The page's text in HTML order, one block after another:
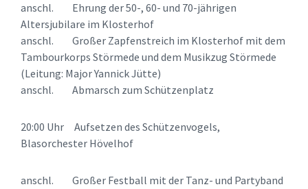
anschl. Ehrung der 50-, 60- und 70-jährigen
Altersjubilare im Klosterhof
anschl. Großer Zapfenstreich im Klosterhof mit dem
Tambourkorps Störmede und dem Musikzug Störmede
(Leitung: Major Yannick Jütte)
anschl. Abmarsch zum Schützenplatz
20:00 Uhr Aufsetzen des Schützenvogels,
Blasorchester Hövelhof
anschl. Großer Festball mit der Tanz- und Partyband